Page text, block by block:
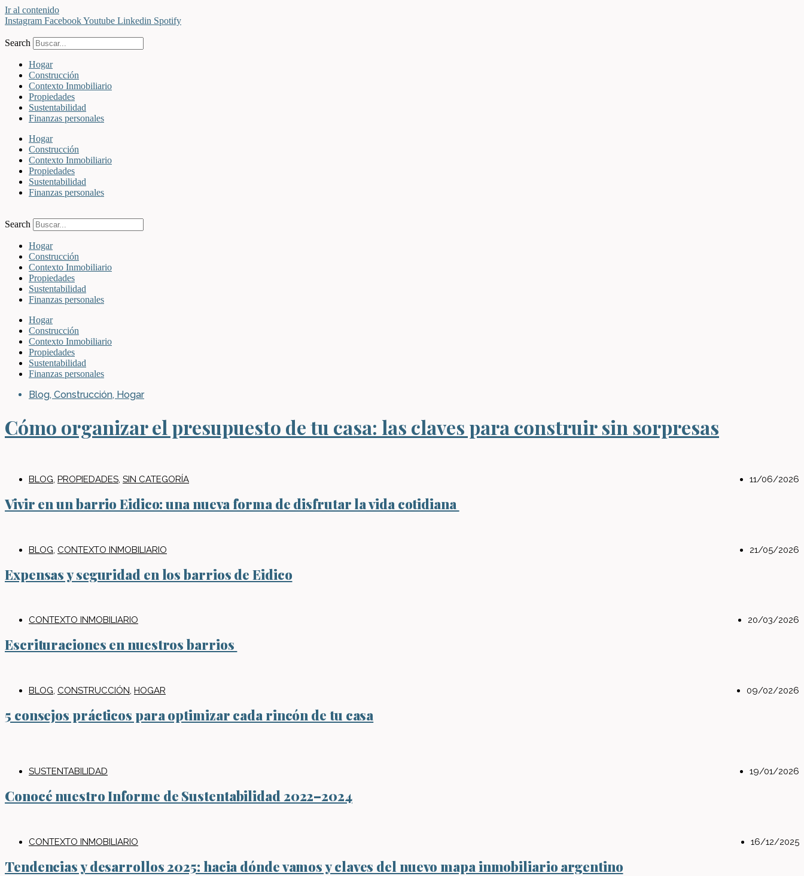
Ir al contenido
Instagram FacebookYoutube Linkedin Spotify
Search
Hogar
Construcción
Contexto Inmobiliario
Propiedades
Sustentabilidad
Finanzas personales
Hogar
Construcción
Contexto Inmobiliario
Propiedades
Sustentabilidad
Finanzas personales
Search
Hogar
Construcción
Contexto Inmobiliario
Propiedades
Sustentabilidad
Finanzas personales
Hogar
Construcción
Contexto Inmobiliario
Propiedades
Sustentabilidad
Finanzas personales
Blog, Construcción, Hogar
Cómo organizar el presupuesto de tu casa: las claves para construir sin sorpresas
BLOG, PROPIEDADES, SIN CATEGORÍA 11/06/2026
Vivir en un barrio Eidico: una nueva forma de disfrutar la vida cotidiana
BLOG CONTEXTO INMOBILIARIO 21/05/2026
Expensas y seguridad en los barrios de Eidico
CONTEXTO INMOBILIARIO 20/03/2026
Escrituraciones en nuestros barrios
BLOG CONSTRUCCIÓN HOGAR 09/02/2026
5 consejos prácticos para optimizar cada rincón de tu casa
SUSTENTABILIDAD 19/01/2026
Conocé nuestro Informe de Sustentabilidad 2022–2024
CONTEXTO INMOBILIARIO 16/12/2025
Tendencias y desarrollos 2025: hacia dónde vamos y claves del nuevo mapa inmobiliario argentino